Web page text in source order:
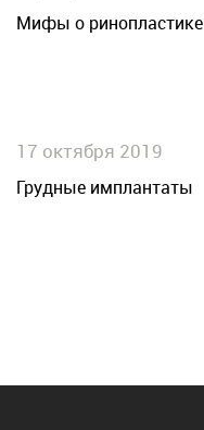
Мифы о ринопластике
17 октября 2019
Грудные имплантаты